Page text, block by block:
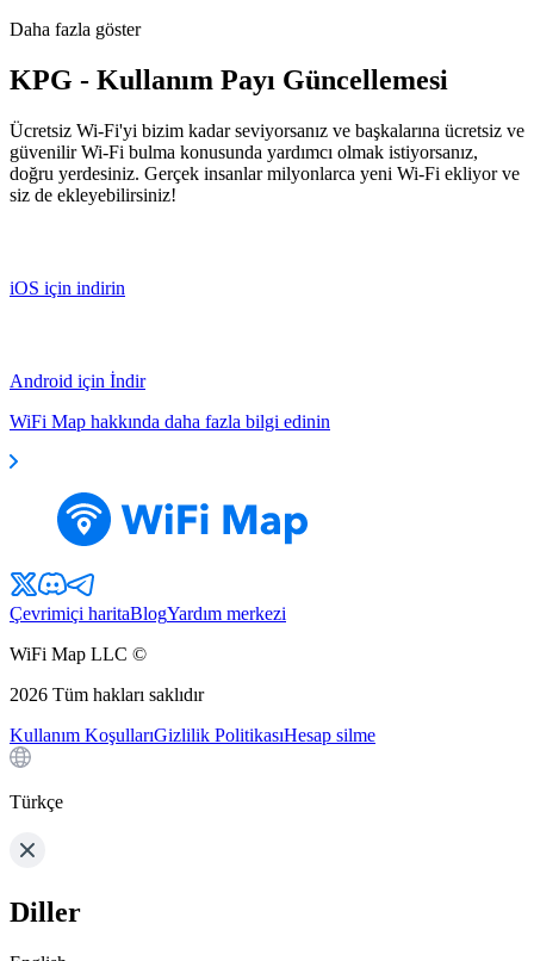
Daha fazla göster
KPG - Kullanım Payı Güncellemesi
Ücretsiz Wi-Fi'yi bizim kadar seviyorsanız ve başkalarına ücretsiz ve
güvenilir Wi-Fi bulma konusunda yardımcı olmak istiyorsanız,
doğru yerdesiniz. Gerçek insanlar milyonlarca yeni Wi-Fi ekliyor ve
siz de ekleyebilirsiniz!
iOS için indirin
Android için İndir
WiFi Map hakkında daha fazla bilgi edinin
Çevrimiçi haritaBlogYardım merkezi
WiFi Map LLC ©
2026 Tüm hakları saklıdır
Kullanım KoşullarıGizlilik PolitikasıHesap silme
Türkçe
Diller